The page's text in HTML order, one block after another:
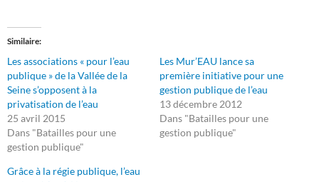
Similaire
Les associations « pour l’eau
publique » de la Vallée de la
Seine s’opposent à la
privatisation de l’eau
25 avril 2015
Dans "Batailles pour une
gestion publique"
Les Mur’EAU lance sa
première initiative pour une
gestion publique de l’eau
13 décembre 2012
Dans "Batailles pour une
gestion publique"
Grâce à la régie publique, l’eau